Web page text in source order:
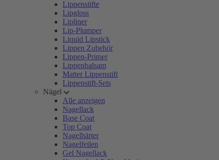
Lippenstifte
Lipgloss
Lipliner
Lip-Plumper
Liquid Lipstick
Lippen Zubehör
Lippen-Primer
Lippenbalsam
Matter Lippenstift
Lippenstift-Sets
Nägel
Alle anzeigen
Nagellack
Base Coat
Top Coat
Nagelhärter
Nagelfeilen
Gel Nagellack